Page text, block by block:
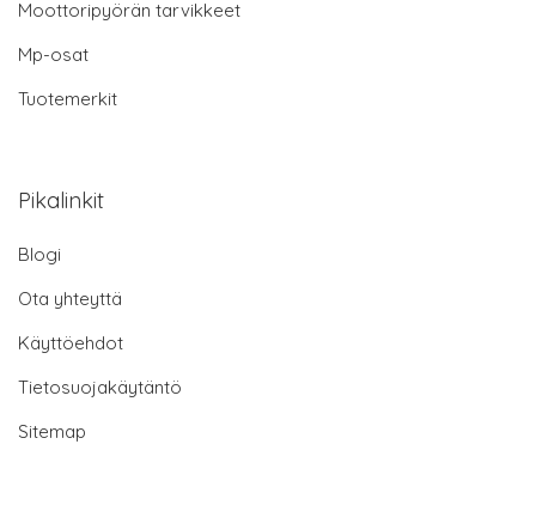
Moottoripyörän tarvikkeet
Mp-osat
Tuotemerkit
Pikalinkit
Blogi
Ota yhteyttä
Käyttöehdot
Tietosuojakäytäntö
Sitemap